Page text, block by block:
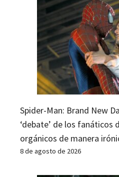
Spider-Man: Brand New
‘debate’ de los fanáticos
orgánicos de manera
8 de agosto de 2026